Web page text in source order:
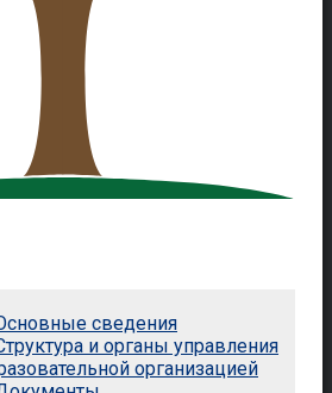
сведения
и органы управления
организацией